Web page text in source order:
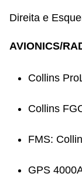
Direita e
AVIONICS/
Collins
Collins
FMS:
GPS